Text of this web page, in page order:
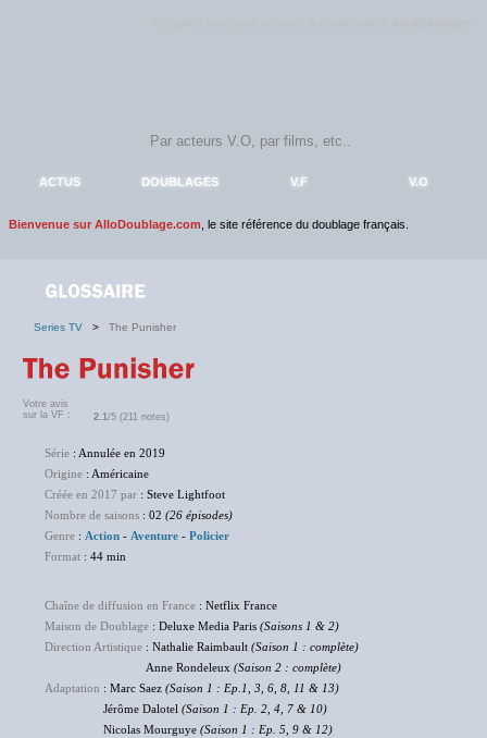
ACTUS DOUBLAGES V.F V.O
Bienvenue sur AlloDoublage.com , le site référence du doublage français.
Series TV > The Punisher
Votre avis
sur la VF :
2.1 /5 (211 notes)
Série : Annulée en 2019
Origine : Américaine
Créée en 2017 par : Steve Lightfoot
Nombre de saisons : 02 (26 épisodes)
Genre : Action - Aventure - Policier
Format : 44 min
Chaîne de diffusion en France : Netflix France
Maison de Doublage : Deluxe Media Paris (Saisons 1 & 2)
Direction Artistique : Nathalie Raimbault (Saison 1 : complète)
Anne Rondeleux (Saison 2 : complète)
Adaptation : Marc Saez (Saison 1 : Ep.1, 3, 6, 8, 11 & 13)
Jérôme Dalotel (Saison 1 : Ep. 2, 4, 7 & 10)
Nicolas Mourguye (Saison 1 : Ep. 5, 9 & 12)